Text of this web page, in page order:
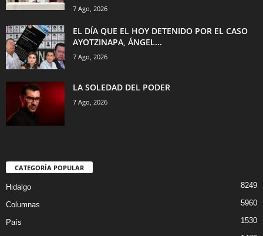
7 Ago, 2026
EL DÍA QUE EL HOY DETENIDO POR EL CASO
AYOTZINAPA, ÁNGEL...
7 Ago, 2026
LA SOLEDAD DEL PODER
7 Ago, 2026
CATEGORÍA POPULAR
Hidalgo 8249
Columnas 5960
País 1530